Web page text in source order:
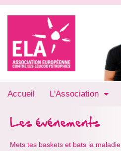
Accueil L'Association
Les événements
Mets tes baskets et bats la maladie